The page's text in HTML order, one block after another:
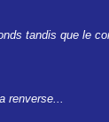
tandis que le
renverse...